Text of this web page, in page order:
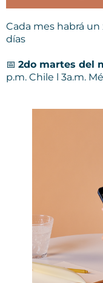
Cada mes habrá
días
📅 2do martes del
p.m. Chile l 3a.m.